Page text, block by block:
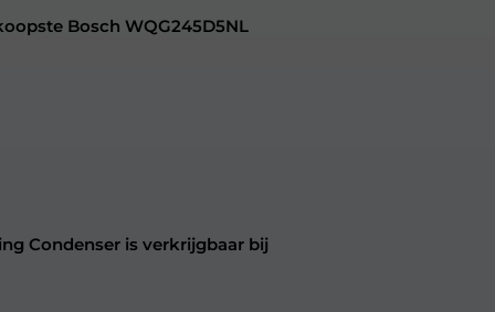
Bosch WQG245D5NL
Condenser is verkrijgbaar bij